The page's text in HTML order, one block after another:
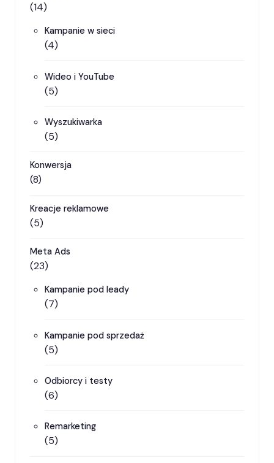
(14)
Kampanie w sieci
(4)
Wideo i YouTube
(5)
Wyszukiwarka
(5)
Konwersja
(8)
Kreacje reklamowe
(5)
Meta Ads
(23)
Kampanie pod leady
(7)
Kampanie pod sprzedaż
(5)
Odbiorcy i testy
(6)
Remarketing
(5)